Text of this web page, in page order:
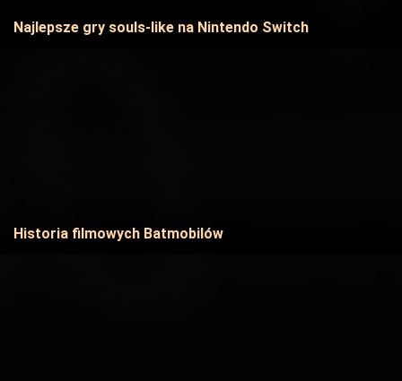
Najlepsze gry souls-like na Nintendo Switch
Historia filmowych Batmobilów